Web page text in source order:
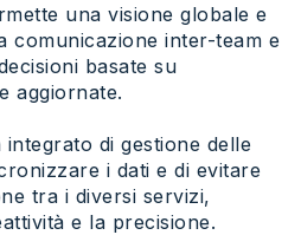
una visione globale e
comunicazione inter-team e
basate su
aggiornate.
integrato di gestione delle
i dati e di evitare
tra i diversi servizi,
e la precisione.